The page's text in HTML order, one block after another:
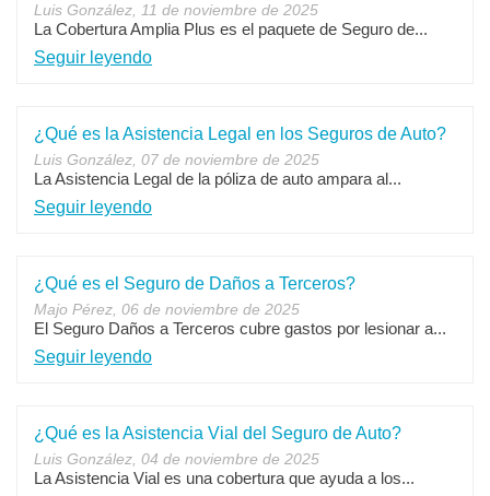
Luis González, 11 de noviembre de 2025
La Cobertura Amplia Plus es el paquete de Seguro de...
Seguir leyendo
¿Qué es la Asistencia Legal en los Seguros de Auto?
Luis González, 07 de noviembre de 2025
La Asistencia Legal de la póliza de auto ampara al...
Seguir leyendo
¿Qué es el Seguro de Daños a Terceros?
Majo Pérez, 06 de noviembre de 2025
El Seguro Daños a Terceros cubre gastos por lesionar a...
Seguir leyendo
¿Qué es la Asistencia Vial del Seguro de Auto?
Luis González, 04 de noviembre de 2025
La Asistencia Vial es una cobertura que ayuda a los...